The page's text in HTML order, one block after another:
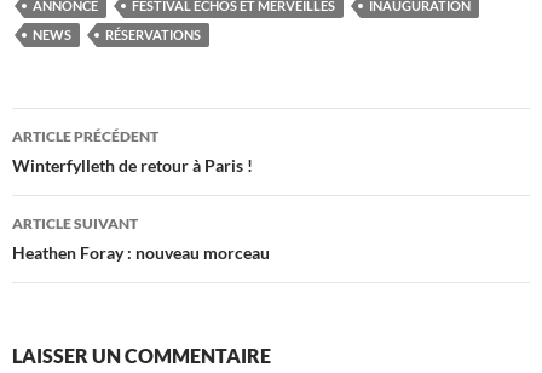
ANNONCE FESTIVAL ÉCHOS ET MERVEILLES
INAUGURATION
NEWS
RÉSERVATIONS
Navigation
des
articles
ARTICLE PRÉCÉDENT
Winterfylleth de retour à Paris !
ARTICLE SUIVANT
Heathen Foray : nouveau morceau
LAISSER UN COMMENTAIRE